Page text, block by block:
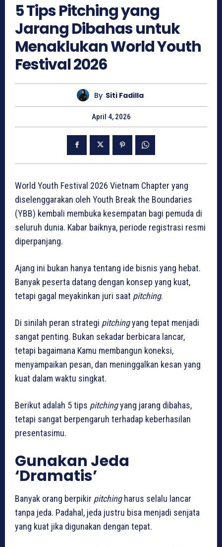
5 Tips Pitching yang
Jarang Dibahas untuk
Menaklukan World Youth
Festival 2026
By Siti Fadilla
April 4, 2026
World Youth Festival 2026 Vietnam Chapter yang
diselenggarakan oleh Youth Break the Boundaries
(YBB) kembali membuka kesempatan bagi pemuda di
seluruh dunia. Kabar baiknya, periode registrasi resmi
diperpanjang.
Ajang ini bukan hanya tentang ide bisnis yang hebat.
Banyak peserta datang dengan konsep yang kuat,
tetapi gagal meyakinkan juri saat pitching.
Di sinilah peran strategi pitchingyang tepat menjadi
sangat penting. Bukan sekadar berbicara lancar,
tetapi bagaimana Kamu membangun koneksi,
menyampaikan pesan, dan meninggalkan kesan yang
kuat dalam waktu singkat.
Berikut adalah 5 tips pitchingyang jarang dibahas,
tetapi sangat berpengaruh terhadap keberhasilan
presentasimu.
Gunakan Jeda
‘Dramatis’
Banyak orang berpikir pitchingharus selalu lancar
tanpa jeda. Padahal, jeda justru bisa menjadi senjata
yang kuat jika digunakan dengan tepat.